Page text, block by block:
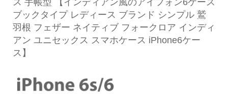
ス 手帳型 【インディアン風のアイフォン6ケース
ブックタイプ レディース ブランド シンプル 鷲
羽根 フェザー ネイティブ フォークロア インディ
アン ユニセックス スマホケース iPhone6ケー
ス】